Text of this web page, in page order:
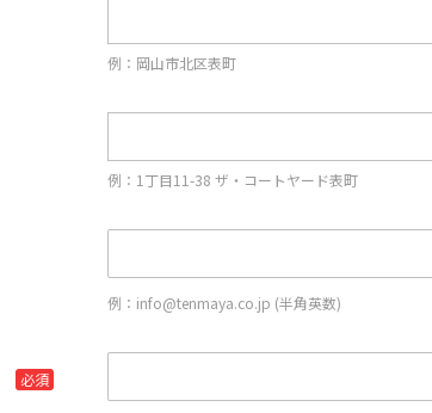
例：岡山市北区表町
例：1丁目11-38 ザ・コートヤード表町
例：info@tenmaya.co.jp (半角英数)
必須